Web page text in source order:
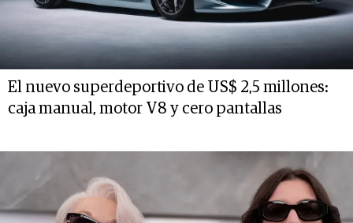
El nuevo superdeportivo de US$ 2,5 millones:
caja manual, motor V8 y cero pantallas